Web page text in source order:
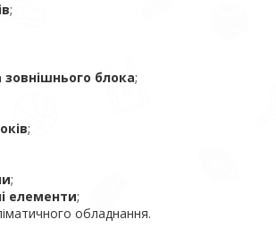
;
блока;
;
;
елементи;
обладнання.